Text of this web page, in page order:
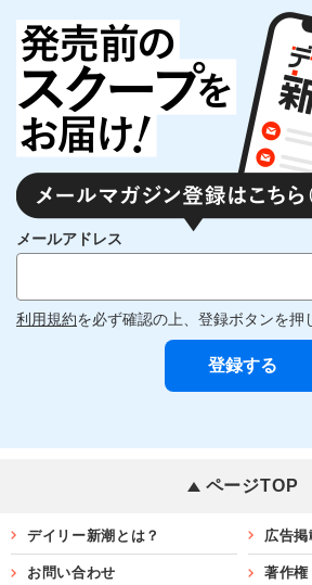
メールアドレス
利用規約を必ず確認の上、登録ボタンを押
ページTOP
デイリー新潮とは？ 広告掲
お問い合わせ 著作権